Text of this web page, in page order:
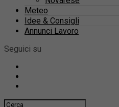
Meteo
Idee & Consigli
Annunci Lavoro
Seguici su